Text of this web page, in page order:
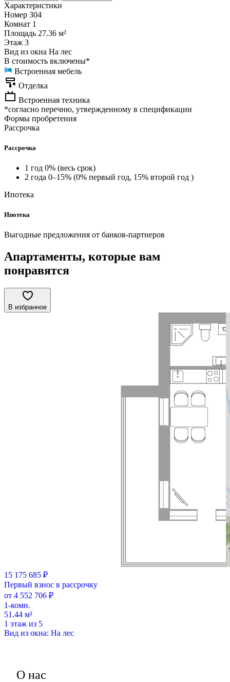
Характеристики
Номер 304
Комнат 1
Площадь 27.36 м²
Этаж 3
Вид из окна На лес
В стоимость включены*
Встроенная мебель
Отделка
Встроенная техника
*согласно перечню, утвержденному в спецификации
Формы пробретения
Рассрочка
Рассрочка
1 год 0% (весь срок)
2 года 0–15% (0% первый год, 15% второй год )
Ипотека
Ипотека
Выгодные предложения от банков-партнеров
Апартаменты, которые вам
понравятся
В избранное
15 175 685 ₽
Первый взнос в рассрочку
от 4 552 706 ₽
1-комн.
51.44 м²
1 этаж из 5
Вид из окна: На лес
О нас